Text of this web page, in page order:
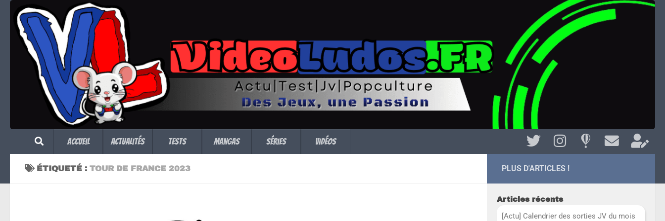
Skip to content
Accueil Actualités Tests Mangas Séries Vidéos
ÉTIQUETÉ : TOUR DE FRANCE 2023 PLUS D'ARTICLES !
Articles récents
[Actu] Calendrier des sorties JV du mois